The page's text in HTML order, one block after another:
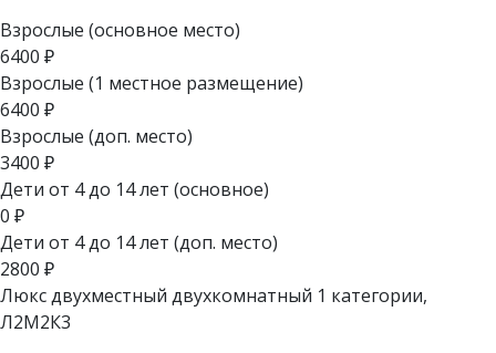
Взрослые (основное место)
6400 ₽
Взрослые (1 местное размещение)
6400 ₽
Взрослые (доп. место)
3400 ₽
Дети от 4 до 14 лет (основное)
0 ₽
Дети от 4 до 14 лет (доп. место)
2800 ₽
Люкс двухместный двухкомнатный 1 категории,
Л2М2К3